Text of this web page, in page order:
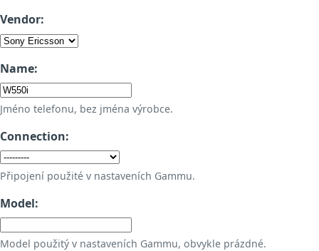
Vendor:
Name:
Jméno telefonu, bez jména výrobce.
Connection:
Připojení použité v nastaveních Gammu.
Model:
Model použitý v nastaveních Gammu, obvykle prázdné.